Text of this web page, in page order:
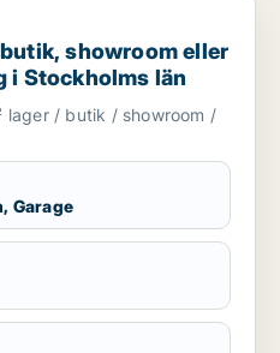
eller garage för
showroom eller
i Stockholms län
lager / butik / showroom /
Garage